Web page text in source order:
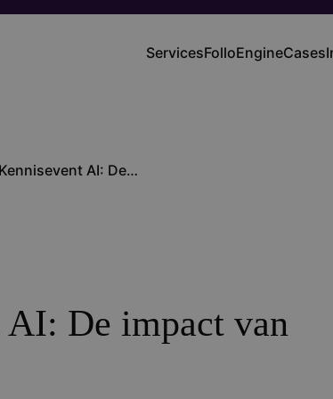
Main
ServicesFolloEngineCases
Kennisevent AI: De impact van technologie
AI: De impact van